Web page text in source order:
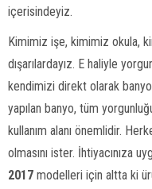
içerisindeyiz.
Kimimiz işe, kimimiz okula,
dışarılardayız. E haliyle
kendimizi direkt olarak
yapılan banyo, tüm
kullanım alanı önemlidir.
olmasını ister. İhtiyacınıza
2017 modelleri için altta ki